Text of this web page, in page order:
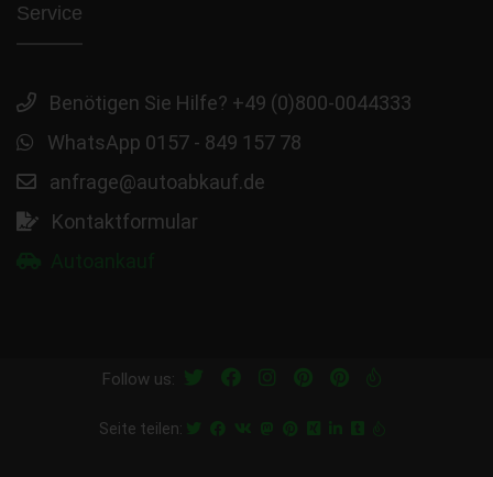
Service
Benötigen Sie Hilfe? +49 (0)800-0044333
WhatsApp 0157 - 849 157 78
anfrage@autoabkauf.de
Kontaktformular
Follow us:
Seite teilen: